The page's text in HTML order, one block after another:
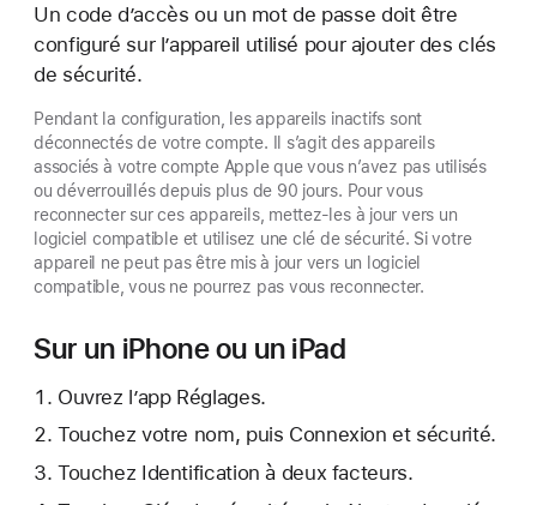
Un code d’accès ou un mot de passe doit être
configuré sur l’appareil utilisé pour ajouter des clés
de sécurité.
Pendant la configuration, les appareils inactifs sont
déconnectés de votre compte. Il s’agit des appareils
associés à votre compte Apple que vous n’avez pas utilisés
ou déverrouillés depuis plus de 90 jours. Pour vous
reconnecter sur ces appareils, mettez-les à jour vers un
logiciel compatible et utilisez une clé de sécurité. Si votre
appareil ne peut pas être mis à jour vers un logiciel
compatible, vous ne pourrez pas vous reconnecter.
Sur un iPhone ou un iPad
Ouvrez l’app Réglages.
Touchez votre nom, puis Connexion et sécurité.
Touchez Identification à deux facteurs.